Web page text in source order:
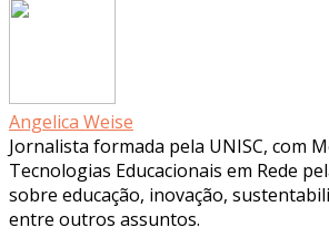
Angelica Weise
Jornalista formada pela UNISC, com
Tecnologias Educacionais em Rede
sobre educação, inovação,
entre outros assuntos.